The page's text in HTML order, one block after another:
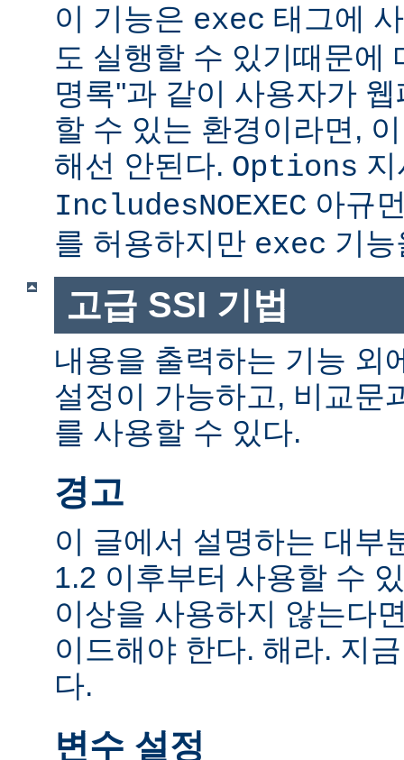
이 기능은 exec 태그에
도 실행할 수 있기때문에
명록''과 같이 사용자가
할 수 있는 환경이라면,
해선 안된다. Options
IncludesNOEXEC 아규
를 허용하지만 exec 기
고급 SSI 기법
내용을 출력하는 기능 외
설정이 가능하고, 비교문
를 사용할 수 있다.
경고
이 글에서 설명하는 대부
1.2 이후부터 사용할 수
이상을 사용하지 않는다
이드해야 한다. 해라. 지
다.
변수 설정